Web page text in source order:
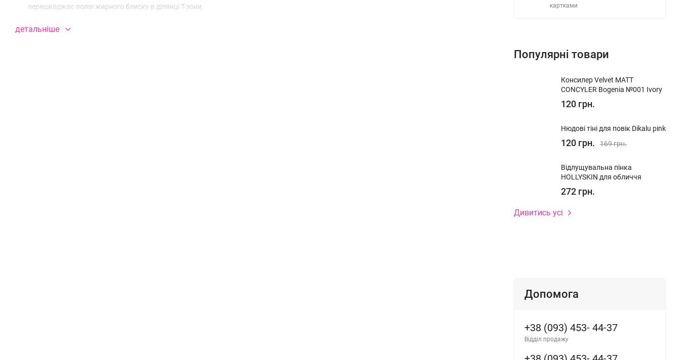
перешкоджає появі жирного блиску в ділянці Т-зони.
Засіб активізує обмін речовин, регулює водний та жировий баланс, насичує шкіру природною енергією та уповільнює вікові зміни.
детальніше
картками
Популярні товари
Консилер Velvet MATT
CONCYLER Bogenia №001 Ivory
120 грн.
Нюдові тіні для повік Dikalu pink
120 грн. 169 грн.
Відлущувальна пінка
HOLLYSKIN для обличчя
272 грн.
Дивитись усі
Допомога
+38 (093) 453- 44-37
Відділ продажу